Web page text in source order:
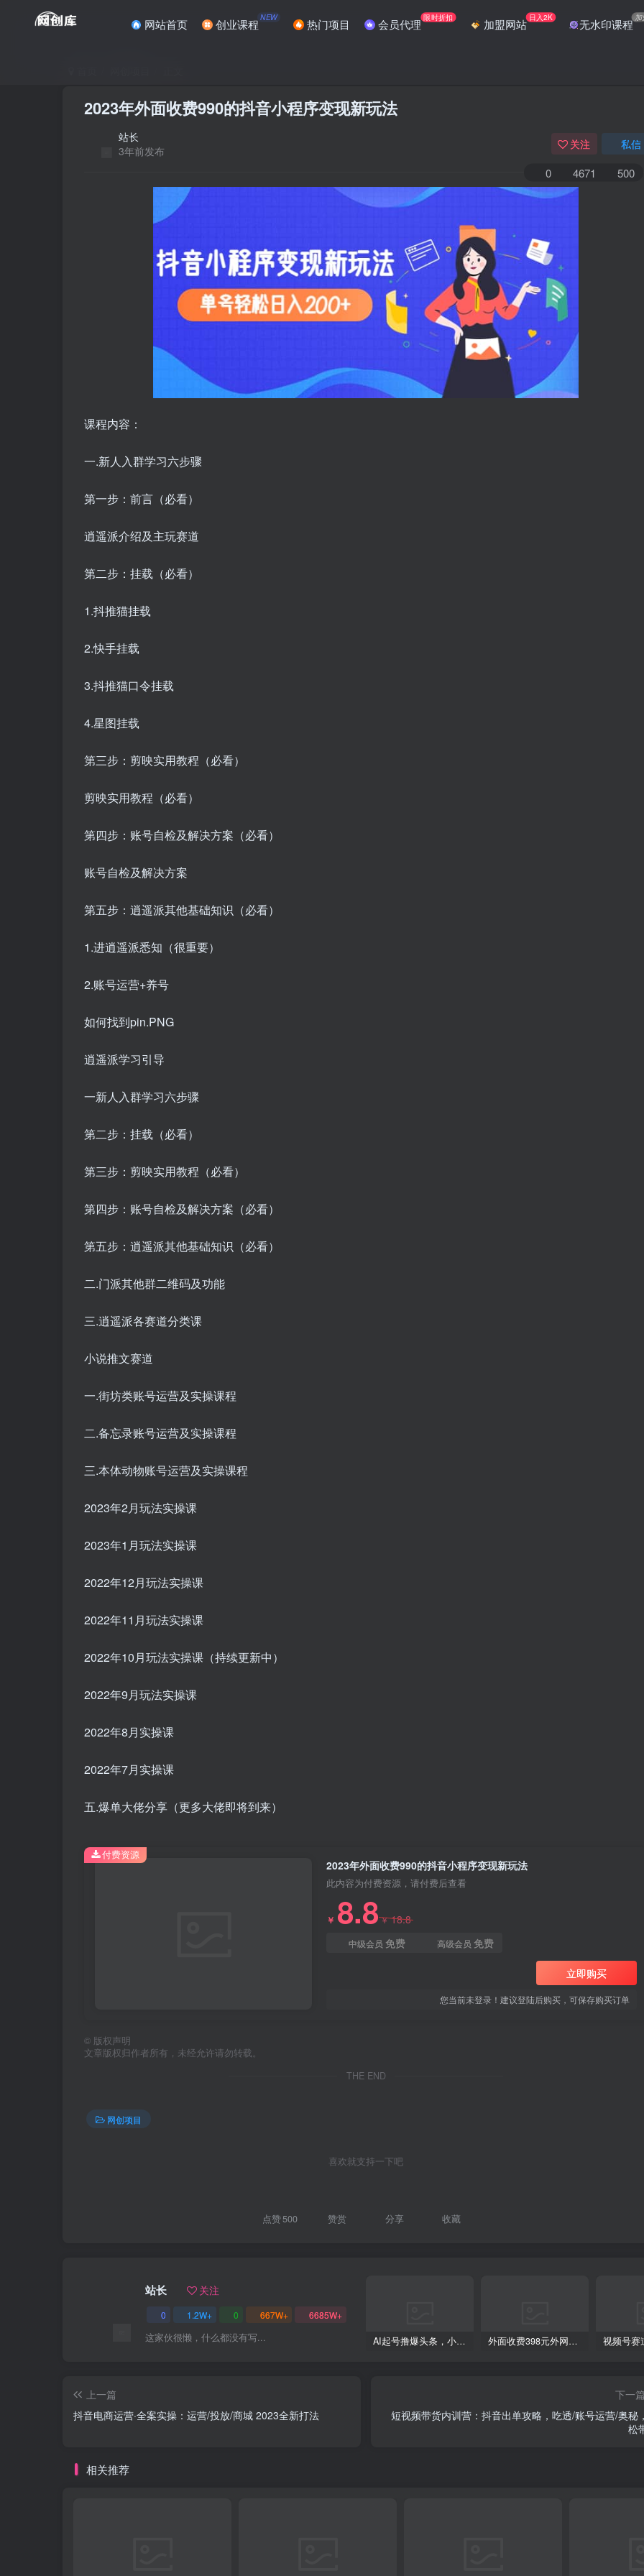
网站首页 创业课程 NEW 热门项目 会员代理 限时折扣 加盟网站 日入2K 无水印课程
2023年外面收费990的抖音小程序变现新玩法
站长
3年前发布
关注 私信
0 4671 500
课程内容：
一.新人入群学习六步骤
第一步：前言（必看）
逍遥派介绍及主玩赛道
第二步：挂载（必看）
1.抖推猫挂载
2.快手挂载
3.抖推猫口令挂载
4.星图挂载
第三步：剪映实用教程（必看）
剪映实用教程（必看）
第四步：账号自检及解决方案（必看）
账号自检及解决方案
第五步：逍遥派其他基础知识（必看）
1.进逍遥派悉知（很重要）
2.账号运营+养号
如何找到pin.PNG
逍遥派学习引导
一新人入群学习六步骤
第二步：挂载（必看）
第三步：剪映实用教程（必看）
第四步：账号自检及解决方案（必看）
第五步：逍遥派其他基础知识（必看）
二.门派其他群二维码及功能
三.逍遥派各赛道分类课
小说推文赛道
一.街坊类账号运营及实操课程
二.备忘录账号运营及实操课程
三.本体动物账号运营及实操课程
2023年2月玩法实操课
2023年1月玩法实操课
2022年12月玩法实操课
2022年11月玩法实操课
2022年10月玩法实操课（持续更新中）
2022年9月玩法实操课
2022年8月实操课
2022年7月实操课
五.爆单大佬分享（更多大佬即将到来）
2023年外面收费990的抖音小程序变现新玩法
此内容为付费资源，请付费后查看
￥ 8.8￥18.8
中级会员 免费 高级会员 免费
立即购买
您当前未登录！建议登陆后购买，可保存购买订单
付费资源
© 版权声明
文章版权归作者所有，未经允许请勿转载。
THE END
网创项目
喜欢就支持一下吧
点赞500 赞赏 分享 收藏
站长 关注
0 1.2W+ 0 667W+ 6685W+
这家伙很懒，什么都没有写... AI起号撸爆头条，小白也能操作，日入2000+ 外面收费398元外网超跑豪车汽车视频搬运至快手抖音上热门项目
上一篇
抖音电商运营·全案实操：运营/投放/商城 2023全新打法
下一
短视频带货内训营：抖音出单攻略，吃透/账号运营/奥秘
松
相关推荐